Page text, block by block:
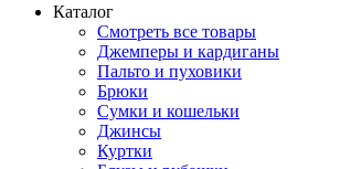
Каталог
Смотреть все товары
Джемперы и кардиганы
Пальто и пуховики
Брюки
Сумки и кошельки
Джинсы
Куртки